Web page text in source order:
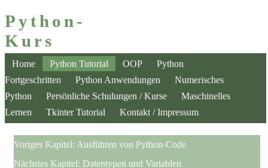
Python-
Kurs
Home Python Tutorial OOP
Python
Fortgeschritten
Python Anwendungen
Numerisches
Python
Persönliche Schulungen / Kurse
Maschinelles
Lernen
Tkinter Tutorial Kontakt / Impressum
Voriges Kapitel: Ausführen von Python-Code
Nächstes Kapitel: Datentypen und Variablen